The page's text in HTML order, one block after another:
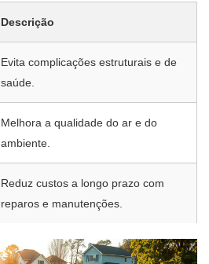
Descrição
Evita complicações estruturais e de
saúde.
Melhora a qualidade do ar e do
ambiente.
Reduz custos a longo prazo com
reparos e manutenções.